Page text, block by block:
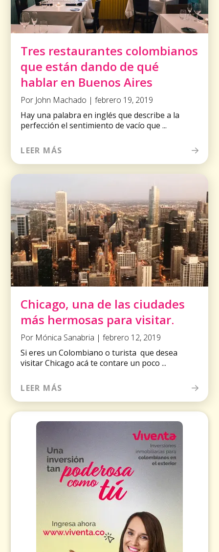
Tres restaurantes colombianos
que están dando de qué
hablar en Buenos Aires
Por John Machado | febrero 19, 2019
Hay una palabra en inglés que describe a la
perfección el sentimiento de vacío que ...
LEER MÁS
Chicago, una de las ciudades
más hermosas para visitar.
Por Mónica Sanabria | febrero 12, 2019
Si eres un Colombiano o turista que desea
visitar Chicago acá te contare un poco ...
LEER MÁS